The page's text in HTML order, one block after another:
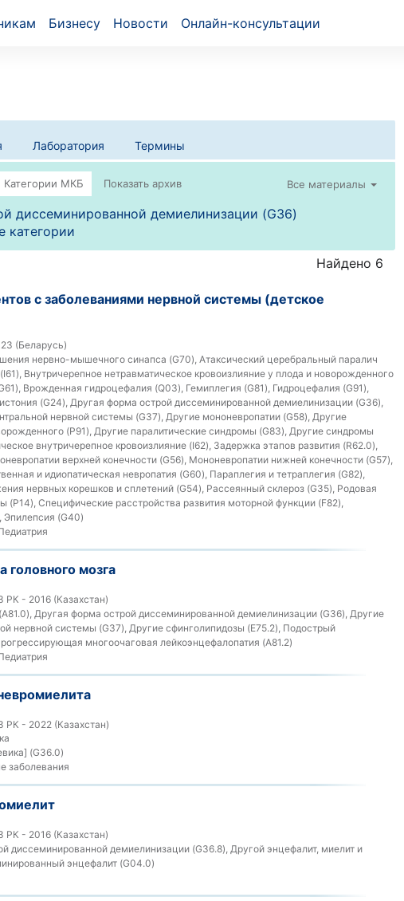
Бизнесу Новости Онлайн-консультации
Лаборатория Термины
Все материалы
диссеминированной демиелинизации (G36)
категории
Найдено 6
с заболеваниями нервной системы (детское
(Беларусь)
нервно-мышечного синапса (G70), Атаксический церебральный паралич
Внутричерепное нетравматическое кровоизлияние у плода и новорожденного
Врожденная гидроцефалия (Q03), Гемиплегия (G81), Гидроцефалия (G91),
(G24), Другая форма острой диссеминированной демиелинизации (G36),
нервной системы (G37), Другие мононевропатии (G58), Другие
(P91), Другие паралитические синдромы (G83), Другие синдромы
внутричерепное кровоизлияние (I62), Задержка этапов развития (R62.0),
верхней конечности (G56), Мононевропатии нижней конечности (G57),
и идиопатическая невропатия (G60), Параплегия и тетраплегия (G82),
нервных корешков и сплетений (G54), Рассеянный склероз (G35), Родовая
(P14), Специфические расстройства развития моторной функции (F82),
Эпилепсия (G40)
головного мозга
РК - 2016 (Казахстан)
Другая форма острой диссеминированной демиелинизации (G36), Другие
нервной системы (G37), Другие сфинголипидозы (E75.2), Подострый
многоочаговая лейкоэнцефалопатия (A81.2)
РК - 2022 (Казахстан)
(G36.0)
заболевания
РК - 2016 (Казахстан)
диссеминированной демиелинизации (G36.8), Другой энцефалит, миелит и
энцефалит (G04.0)